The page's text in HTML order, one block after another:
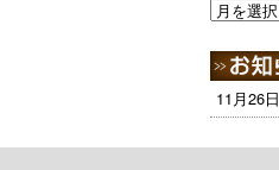
11月26日